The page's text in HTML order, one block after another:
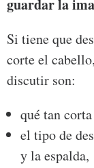
guardar la
Si tiene que
corte el
discutir son:
qué tan
el tipo de
y la espalda,